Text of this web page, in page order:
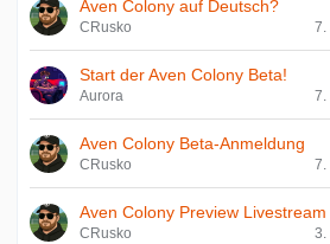
Aven Colony auf Deutsch?
CRusko
7.
Start der Aven Colony Beta!
Aurora 7.
Aven Colony Beta-Anmeldung
CRusko
7.
Aven Colony Preview Livestream
CRusko 3.